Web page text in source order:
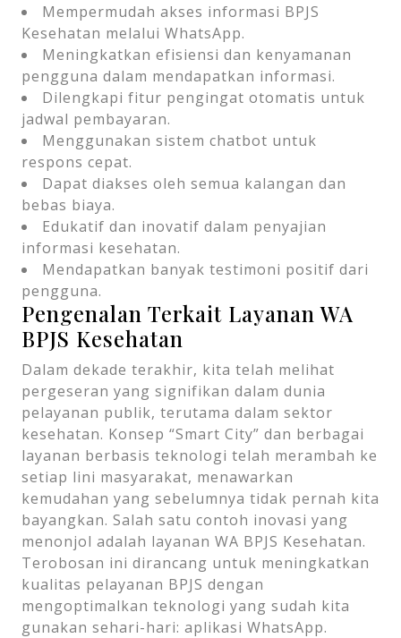
Mempermudah akses informasi BPJS
Kesehatan melalui WhatsApp.
Meningkatkan efisiensi dan kenyamanan
pengguna dalam mendapatkan informasi.
Dilengkapi fitur pengingat otomatis untuk
jadwal pembayaran.
Menggunakan sistem chatbot untuk
respons cepat.
Dapat diakses oleh semua kalangan dan
bebas biaya.
Edukatif dan inovatif dalam penyajian
informasi kesehatan.
Mendapatkan banyak testimoni positif dari
pengguna.
Pengenalan Terkait Layanan WA
BPJS Kesehatan
Dalam dekade terakhir, kita telah melihat
pergeseran yang signifikan dalam dunia
pelayanan publik, terutama dalam sektor
kesehatan. Konsep “Smart City” dan berbagai
layanan berbasis teknologi telah merambah ke
setiap lini masyarakat, menawarkan
kemudahan yang sebelumnya tidak pernah kita
bayangkan. Salah satu contoh inovasi yang
menonjol adalah layanan WA BPJS Kesehatan.
Terobosan ini dirancang untuk meningkatkan
kualitas pelayanan BPJS dengan
mengoptimalkan teknologi yang sudah kita
gunakan sehari-hari: aplikasi WhatsApp.